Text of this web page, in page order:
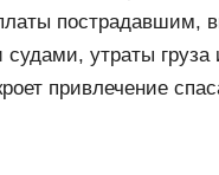
пострадавшим,
утраты
привлечение